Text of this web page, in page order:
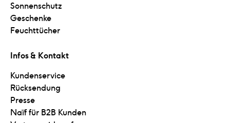
Sonnenschutz
Geschenke
Feuchttücher
Infos & Kontakt
Kundenservice
Rücksendung
Presse
Naïf für B2B Kunden